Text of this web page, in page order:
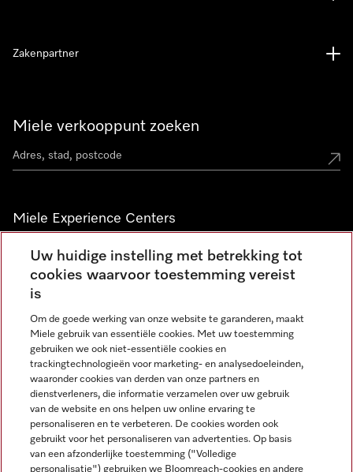
Miele verkooppunt zoeken
Miele Experience Centers
Vind jouw Miele Experience Center
Nieuwsbrief
Zakenpartner
Miele op Instagram
Miele op Facebook
Miele op Youtube
Uw huidige instelling met betrekking tot
cookies waarvoor toestemming vereist
is
Om de goede werking van onze website te garanderen, maakt
Miele gebruik van essentiële cookies. Met uw toestemming
gebruiken we ook niet-essentiële cookies en
trackingtechnologieën voor marketing- en analysedoeleinden,
waaronder cookies van derden van onze partners en
dienstverleners, die informatie verzamelen over uw gebruik
van de website en ons helpen uw online ervaring te
personaliseren en te verbeteren. De cookies worden ook
gebruikt voor het personaliseren van advertenties. Op basis
van een afzonderlijke toestemming ("Volledige
personalisatie") gebruiken we Bloomreach-cookies en andere